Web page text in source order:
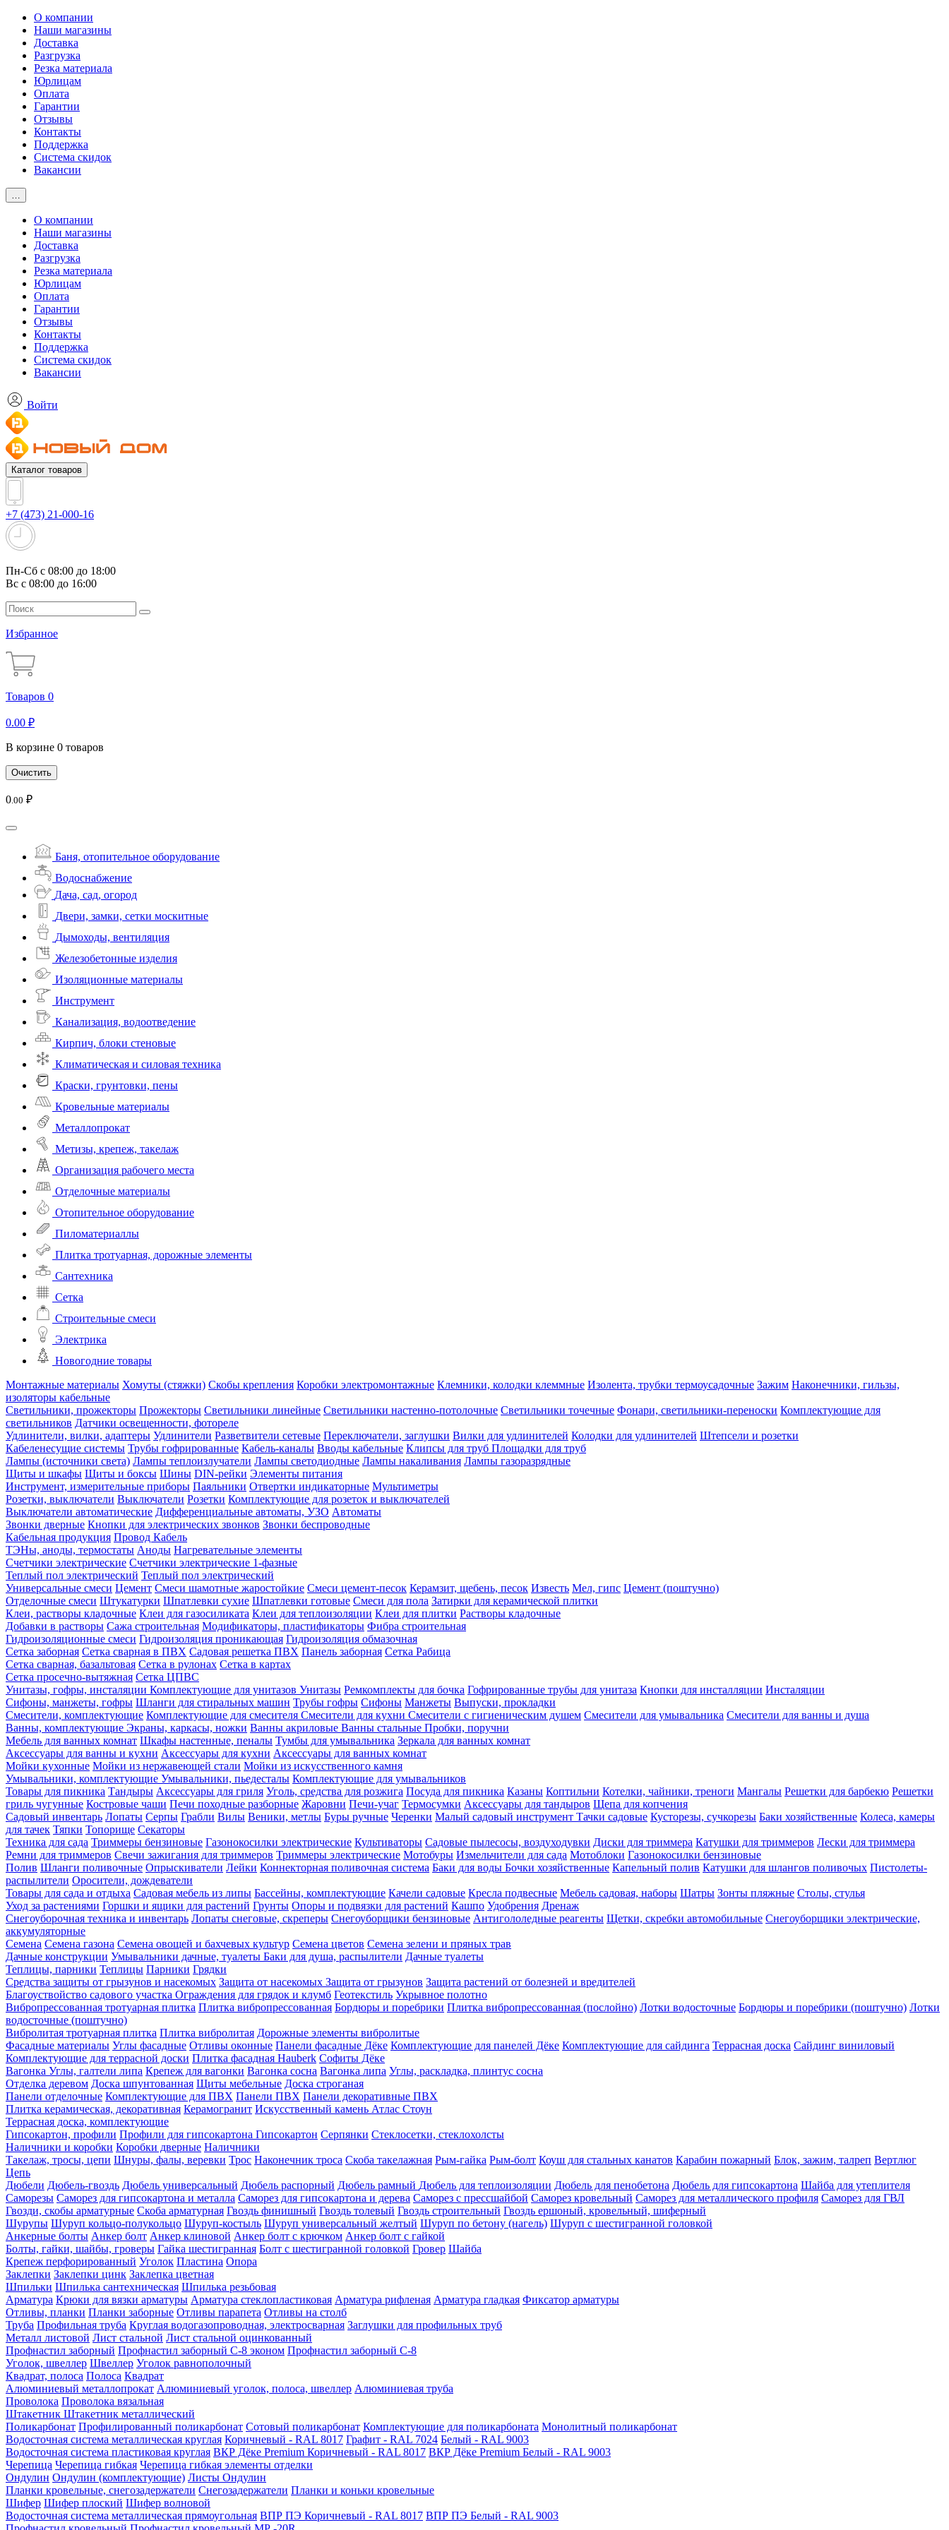
О компании
Наши магазины
Доставка
Разгрузка
Резка материала
Юрлицам
Оплата
Гарантии
Отзывы
Контакты
Поддержка
Система скидок
Вакансии
…
О компании
Наши магазины
Доставка
Разгрузка
Резка материала
Юрлицам
Оплата
Гарантии
Отзывы
Контакты
Поддержка
Система скидок
Вакансии
Войти
Каталог товаров
+7 (473) 21-000-16
Пн-Сб с 08:00 до 18:00
Вс с 08:00 до 16:00
Избранное
Товаров 0
0.00 ₽
В корзине 0 товаров
Очистить
0 .00 ₽
Баня, отопительное оборудование
Водоснабжение
Дача, сад, огород
Двери, замки, сетки москитные
Дымоходы, вентиляция
Железобетонные изделия
Изоляционные материалы
Инструмент
Канализация, водоотведение
Кирпич, блоки стеновые
Климатическая и силовая техника
Краски, грунтовки, пены
Кровельные материалы
Металлопрокат
Метизы, крепеж, такелаж
Организация рабочего места
Отделочные материалы
Отопительное оборудование
Пиломатериаллы
Плитка тротуарная, дорожные элементы
Сантехника
Сетка
Строительные смеси
Электрика
Новогодние товары
Монтажные материалы Хомуты (стяжки) Скобы крепления Коробки электромонтажные Клемники, колодки клеммные Изолента, трубки термоусадочные Зажим Наконечники, гильзы,
изоляторы кабельные
Светильники, прожекторы Прожекторы Светильники линейные Светильники настенно-потолочные Светильники точечные Фонари, светильники-переноски Комплектующие для
светильников Датчики освещенности, фотореле
Удлинители, вилки, адаптеры Удлинители Разветвители сетевые Переключатели, заглушки Вилки для удлинителей Колодки для удлинителей Штепсели и розетки
Кабеленесущие системы Трубы гофрированные Кабель-каналы Вводы кабельные Клипсы для труб Площадки для труб
Лампы (источники света) Лампы теплоизлучатели Лампы светодиодные Лампы накаливания Лампы газоразрядные
Щиты и шкафы Щиты и боксы Шины DIN-рейки Элементы питания
Инструмент, измерительные приборы Паяльники Отвертки индикаторные Мультиметры
Розетки, выключатели Выключатели Розетки Комплектующие для розеток и выключателей
Выключатели автоматические Дифференциальные автоматы, УЗО Автоматы
Звонки дверные Кнопки для электрических звонков Звонки беспроводные
Кабельная продукция Провод Кабель
ТЭНы, аноды, термостаты Аноды Нагревательные элементы
Счетчики электрические Счетчики электрические 1-фазные
Теплый пол электрический Теплый пол электрический
Универсальные смеси Цемент Смеси шамотные жаростойкие Смеси цемент-песок Керамзит, щебень, песок Известь Мел, гипс Цемент (поштучно)
Отделочные смеси Штукатурки Шпатлевки сухие Шпатлевки готовые Смеси для пола Затирки для керамической плитки
Клеи, растворы кладочные Клеи для газосиликата Клеи для теплоизоляции Клеи для плитки Растворы кладочные
Добавки в растворы Сажа строительная Модификаторы, пластификаторы Фибра строительная
Гидроизоляционные смеси Гидроизоляция проникающая Гидроизоляция обмазочная
Сетка заборная Сетка сварная в ПВХ Садовая решетка ПВХ Панель заборная Сетка Рабица
Сетка сварная, базальтовая Сетка в рулонах Сетка в картах
Сетка просечно-вытяжная Сетка ЦПВС
Унитазы, гофры, инсталяции Комплектующие для унитазов Унитазы Ремкомплекты для бочка Гофрированные трубы для унитаза Кнопки для инсталляции Инсталяции
Сифоны, манжеты, гофры Шланги для стиральных машин Трубы гофры Сифоны Манжеты Выпуски, прокладки
Смесители, комплектующие Комплектующие для смесителя Смесители для кухни Смесители с гигиеническим душем Смесители для умывальника Смесители для ванны и душа
Ванны, комплектующие Экраны, каркасы, ножки Ванны акриловые Ванны стальные Пробки, поручни
Мебель для ванных комнат Шкафы настенные, пеналы Тумбы для умывальника Зеркала для ванных комнат
Аксессуары для ванны и кухни Аксессуары для кухни Аксессуары для ванных комнат
Мойки кухонные Мойки из нержавеющей стали Мойки из искусственного камня
Умывальники, комплектующие Умывальники, пьедесталы Комплектующие для умывальников
Товары для пикника Тандыры Аксессуары для гриля Уголь, средства для розжига Посуда для пикника Казаны Коптильни Котелки, чайники, треноги Мангалы Решетки для барбекю Решетки
гриль чугунные Костровые чаши Печи походные разборные Жаровни Печи-учаг Термосумки Аксессуары для тандыров Щепа для копчения
Садовый инвентарь Лопаты Серпы Грабли Вилы Веники, метлы Буры ручные Черенки Малый садовый инструмент Тачки садовые Кусторезы, сучкорезы Баки хозяйственные Колеса, камеры
для тачек Тяпки Топорище Секаторы
Техника для сада Триммеры бензиновые Газонокосилки электрические Культиваторы Садовые пылесосы, воздуходувки Диски для триммера Катушки для триммеров Лески для триммера
Ремни для триммеров Свечи зажигания для триммеров Триммеры электрические Мотобуры Измельчители для сада Мотоблоки Газонокосилки бензиновые
Полив Шланги поливочные Опрыскиватели Лейки Коннекторная поливочная система Баки для воды Бочки хозяйственные Капельный полив Катушки для шлангов поливочых Пистолеты-
распылители Оросители, дождеватели
Товары для сада и отдыха Садовая мебель из липы Бассейны, комплектующие Качели садовые Кресла подвесные Мебель садовая, наборы Шатры Зонты пляжные Столы, стулья
Уход за растениями Горшки и ящики для растений Грунты Опоры и подвязки для растений Кашпо Удобрения Дренаж
Снегоуборочная техника и инвентарь Лопаты снеговые, скреперы Снегоуборщики бензиновые Антигололедные реагенты Щетки, скребки автомобильные Снегоуборщики электрические,
аккумуляторные
Семена Семена газона Семена овощей и бахчевых культур Семена цветов Семена зелени и пряных трав
Дачные конструкции Умывальники дачные, туалеты Баки для душа, распылители Дачные туалеты
Теплицы, парники Теплицы Парники Грядки
Средства защиты от грызунов и насекомых Защита от насекомых Защита от грызунов Защита растений от болезней и вредителей
Благоуствойство садового участка Ограждения для грядок и клумб Геотекстиль Укрывное полотно
Вибропрессованная тротуарная плитка Плитка вибропрессованная Бордюры и поребрики Плитка вибропрессованная (послойно) Лотки водосточные Бордюры и поребрики (поштучно) Лотки
водосточные (поштучно)
Вибролитая тротуарная плитка Плитка вибролитая Дорожные элементы вибролитые
Фасадные материалы Углы фасадные Отливы оконные Панели фасадные Дёке Комплектующие для панелей Дёке Комплектующие для сайдинга Террасная доска Сайдинг виниловый
Комплектующие для террасной доски Плитка фасадная Hauberk Софиты Дёке
Вагонка Углы, галтели липа Крепеж для вагонки Вагонка сосна Вагонка липа Углы, раскладка, плинтус сосна
Отделка деревом Доска шпунтованная Щиты мебельные Доска строганая
Панели отделочные Комплектующие для ПВХ Панели ПВХ Панели декоративные ПВХ
Плитка керамическая, декоративная Керамогранит Искусственный камень Атлас Стоун
Террасная доска, комплектующие
Гипсокартон, профили Профили для гипсокартона Гипсокартон Серпянки Стеклосетки, стеклохолсты
Наличники и коробки Коробки дверные Наличники
Такелаж, тросы, цепи Шнуры, фалы, веревки Трос Наконечник троса Скоба такелажная Рым-гайка Рым-болт Коуш для стальных канатов Карабин пожарный Блок, зажим, талреп Вертлюг
Цепь
Дюбели Дюбель-гвоздь Дюбель универсальный Дюбель распорный Дюбель рамный Дюбель для теплоизоляции Дюбель для пенобетона Дюбель для гипсокартона Шайба для утеплителя
Саморезы Саморез для гипсокартона и металла Саморез для гипсокартона и дерева Саморез с прессшайбой Саморез кровельный Саморез для металлического профиля Саморез для ГВЛ
Гвозди, скобы арматурные Скоба арматурная Гвоздь финишный Гвоздь толевый Гвоздь строительный Гвоздь ершоный, кровельный, шиферный
Шурупы Шуруп кольцо-полукольцо Шуруп-костыль Шуруп универсальный желтый Шуруп по бетону (нагель) Шуруп с шестигранной головкой
Анкерные болты Анкер болт Анкер клиновой Анкер болт с крючком Анкер болт с гайкой
Болты, гайки, шайбы, гроверы Гайка шестигранная Болт c шестигранной головкой Гровер Шайба
Крепеж перфорированный Уголок Пластина Опора
Заклепки Заклепки цинк Заклепка цветная
Шпильки Шпилька сантехническая Шпилька резьбовая
Арматура Крюки для вязки арматуры Арматура стеклопластиковая Арматура рифленая Арматура гладкая Фиксатор арматуры
Отливы, планки Планки заборные Отливы парапета Отливы на столб
Труба Профильная труба Круглая водогазопроводная, электросварная Заглушки для профильных труб
Металл листовой Лист стальной Лист стальной оцинкованный
Профнастил заборный Профнастил заборный С-8 эконом Профнастил заборный С-8
Уголок, швеллер Швеллер Уголок равнополочный
Квадрат, полоса Полоса Квадрат
Алюминиевый металлопрокат Алюминиевый уголок, полоса, швеллер Алюминиевая труба
Проволока Проволока вязальная
Штакетник Штакетник металлический
Поликарбонат Профилированный поликарбонат Сотовый поликарбонат Комплектующие для поликарбоната Монолитный поликарбонат
Водосточная система металлическая круглая Коричневый - RAL 8017 Графит - RAL 7024 Белый - RAL 9003
Водосточная система пластиковая круглая ВКР Дёке Premium Коричневый - RAL 8017 ВКР Дёке Premium Белый - RAL 9003
Черепица Черепица гибкая Черепица гибкая элементы отделки
Ондулин Ондулин (комплектующие) Листы Ондулин
Планки кровельные, снегозадержатели Снегозадержатели Планки и коньки кровельные
Шифер Шифер плоский Шифер волновой
Водосточная система металлическая прямоугольная ВПР ПЭ Коричневый - RAL 8017 ВПР ПЭ Белый - RAL 9003